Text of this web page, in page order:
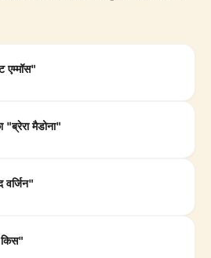
एम्मॉस"
"ब्रेरा मैडोना"